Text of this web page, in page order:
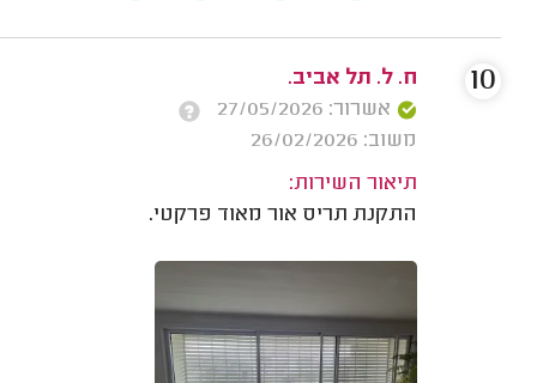
ח. ל. תל אביב.
אשרור: 27/05/2026
משוב: 26/02/2026
תיאור השירות:
התקנת תריס אור מאוד פרקטי.
10